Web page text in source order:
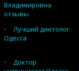
Владимировна
отзывы
Лучший диетолог
Одесса
Доктор